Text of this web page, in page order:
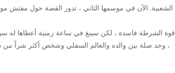
الشعبية. الآن في موسمها الثاني ، تدور القصة حول مفتش
قوة الشرطة فاسدة ، لكن سينغ في ساعة زمنية أعطاها له
، وجد صلة بين والده والعالم السفلي وشخص أكثر شراً